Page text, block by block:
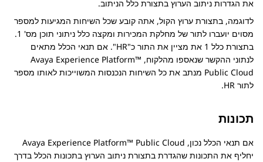
את הגדרות ניתוב הערוץ בתצורת כלל הניתוב.
לדוגמה, בתצורת ערוץ הקול, אתה קובע שכל השיחות המגיעות למספר
מסוים יועברו לתור של מחלקת המכירות ומקצה כלל ניתוני תוכן מס' 1.
בתצורת כלל 1 את מציין את התור כ"HR". אם תנאי הכלל מתאים
לנתוני ההקשר שנאספו מהלקוח, Avaya Experience Platform™
Public Cloud מנתב את כל השיחות הנכנסות המשוייכות לאותו מספר
לתור HR.
תכונות
אם תנאי הכלל נכון, Avaya Experience Platform™ Public Cloud
יחליף את התכונות שהגדרת בתצורת ניתוב הערוץ בתכונות הכלל בדרך